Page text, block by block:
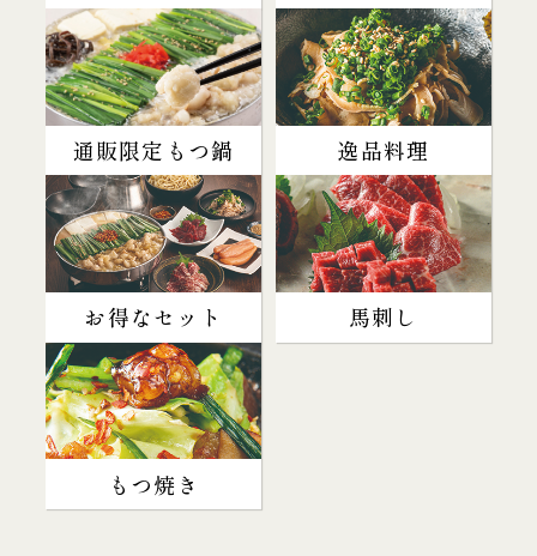
通販限定もつ鍋 逸品料理
お得なセット 馬刺し
もつ焼き